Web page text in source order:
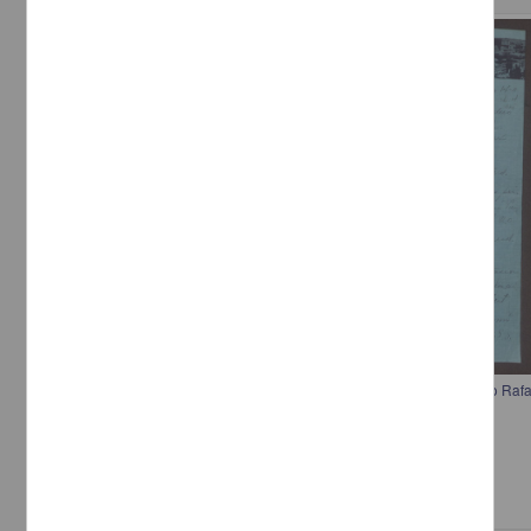
Carta de Emilio Pérez a Francisco I. Madero para saber si su hermano